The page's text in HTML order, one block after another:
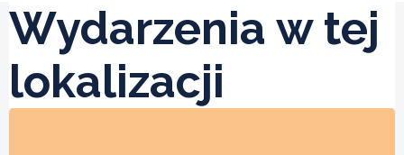
Wydarzenia w tej
lokalizacji